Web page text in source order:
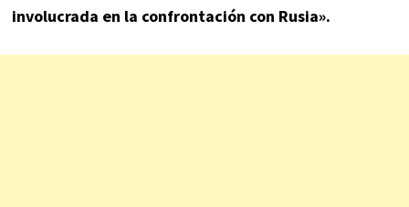
involucrada en la confrontación con Rusia».